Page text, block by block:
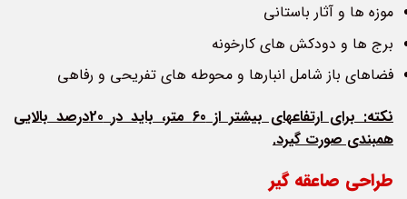
موزه ها و آثار باستانی
برج ها و دودکش های کارخونه
فضاهای باز شامل انبارها و محوطه های تفریحی و رفاهی
نکته: برای ارتفاع­های بیشتر از 60 متر، باید در 20درصد بالایی
همبندی صورت گیرد.
طراحی صاعقه‌ گیر